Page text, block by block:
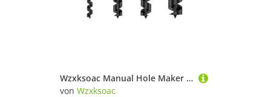
Wzxksoac Manual Hole Maker Schraubenschlüsselkernschnecken Bohrer Bits Outdoor Buschcraft Camping Holzbearbeitung Überlebens Punch Tool 10/16/19/20mm
von Wzxksoac